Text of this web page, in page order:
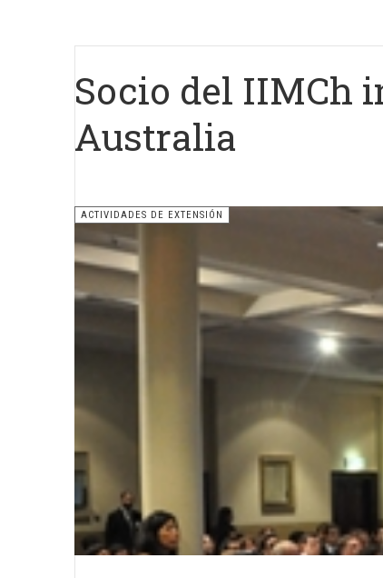
Socio del IIMCh
Australia
ACTIVIDADES DE EXTENSIÓN